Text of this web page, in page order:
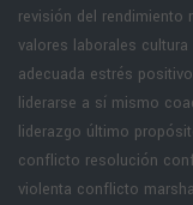
revisión del rendimiento
valores laborales cultura
adecuada estrés
liderarse a sí mismo
liderazgo último
conflicto resolución
violenta conflicto